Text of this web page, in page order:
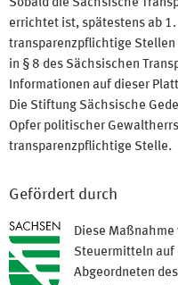
Sobald die Sächsische
errichtet ist, spätestens ab
transparenzpflichtige
in § 8 des Sächsischen
Informationen auf dieser
Die Stiftung Sächsische
Opfer politischer
transparenzpflichtige Stelle.
Gefördert durch
Diese
Steuermitteln auf
Abgeordneten